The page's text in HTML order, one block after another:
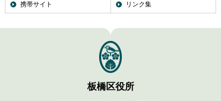
携帯サイト リンク集
板橋区役所